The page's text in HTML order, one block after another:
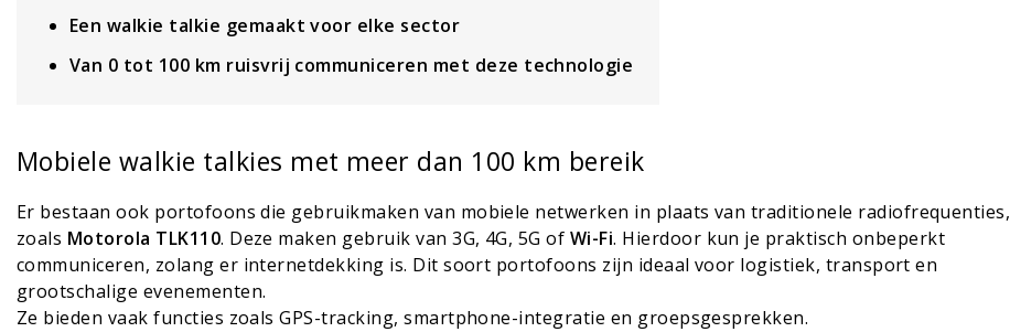
Een walkie talkie gemaakt voor elke sector
Van 0 tot 100 km ruisvrij communiceren met deze technologie
Mobiele walkie talkies met meer dan 100 km bereik
Er bestaan ook portofoons die gebruikmaken van mobiele netwerken in plaats van traditionele radiofrequenties,
zoals Motorola TLK110. Deze maken gebruik van 3G, 4G, 5G of Wi-Fi. Hierdoor kun je praktisch onbeperkt
communiceren, zolang er internetdekking is. Dit soort portofoons zijn ideaal voor logistiek, transport en
grootschalige evenementen.
Ze bieden vaak functies zoals GPS-tracking, smartphone-integratie en groepsgesprekken.